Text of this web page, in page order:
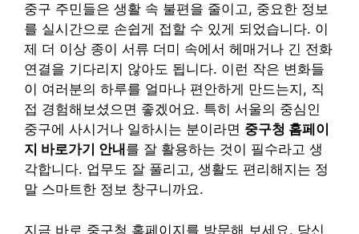
중구 주민들은 생활 속 불편을 줄이고, 중요한 정보
를 실시간으로 손쉽게 접할 수 있게 되었습니다. 이
제 더 이상 종이 서류 더미 속에서 헤매거나 긴 전화
연결을 기다리지 않아도 됩니다. 이런 작은 변화들
이 여러분의 하루를 얼마나 편안하게 만드는지, 직
접 경험해보셨으면 좋겠어요. 특히 서울의 중심인
중구에 사시거나 일하시는 분이라면 중구청 홈페이
지 바로가기 안내 를 잘 활용하는 것이 필수라고 생
각합니다. 업무도 잘 풀리고, 생활도 편리해지는 정
말 스마트한 정보 창구니까요.
지금 바로 중구청 홈페이지를 방문해 보세요. 당신